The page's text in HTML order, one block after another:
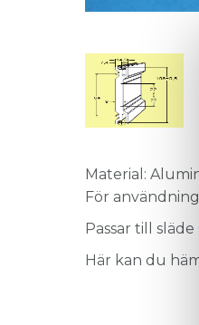
Material:
För
Passar till släde
Här kan du